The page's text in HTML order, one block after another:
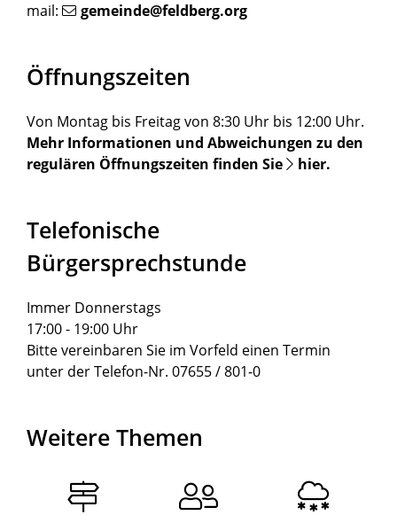
mail: gemeinde@feldberg.org
Öffnungszeiten
Von Montag bis Freitag von 8:30 Uhr bis 12:00 Uhr.
Mehr Informationen und Abweichungen zu den
regulären Öffnungszeiten finden Sie
hier.
Telefonische
Bürgersprechstunde
Immer Donnerstags
17:00 - 19:00 Uhr
Bitte vereinbaren Sie im Vorfeld einen Termin
unter der Telefon-Nr. 07655 / 801-0
Weitere Themen